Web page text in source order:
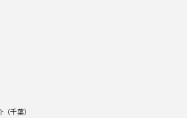
千葉）